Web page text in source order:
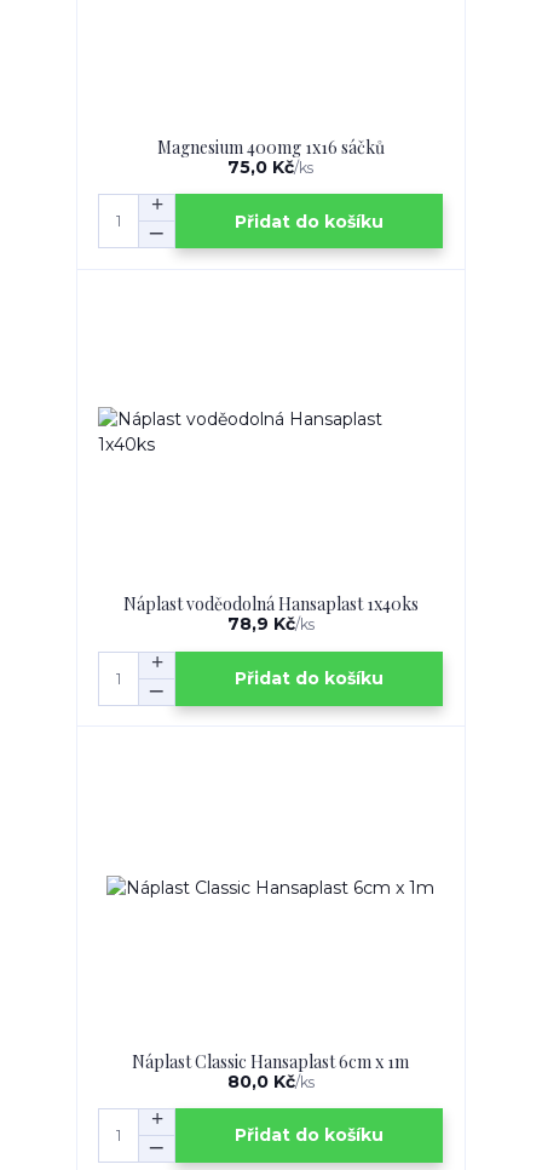
Magnesium 400mg 1x16 sáčků
75,0 Kč/ks
Přidat do košíku
Náplast voděodolná Hansaplast 1x40ks
78,9 Kč/ks
Přidat do košíku
Náplast Classic Hansaplast 6cm x 1m
80,0 Kč/ks
Přidat do košíku